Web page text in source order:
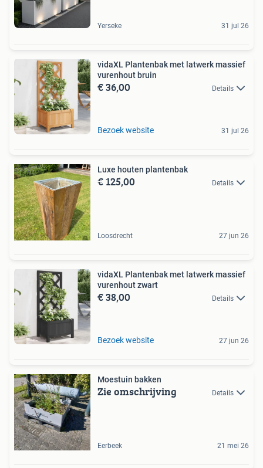
Yerseke 31 jul 26
vidaXL Plantenbak met latwerk massief
vurenhout bruin
€ 36,00 Details
Bezoek website 31 jul 26
Luxe houten plantenbak
€ 125,00 Details
Loosdrecht 27 jun 26
vidaXL Plantenbak met latwerk massief
vurenhout zwart
€ 38,00 Details
Bezoek website 27 jun 26
Moestuin bakken
Zie omschrijving Details
Eerbeek 21 mei 26